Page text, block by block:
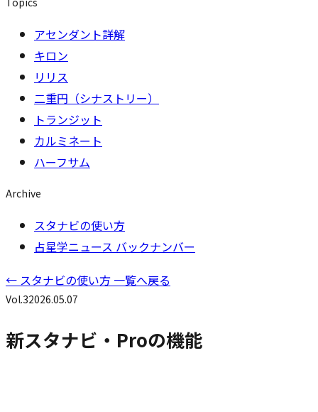
アセンダント詳解
キロン
リリス
二重円（シナストリー）
トランジット
カルミネート
ハーフサム
Archive
スタナビの使い方
占星学ニュース バックナンバー
← スタナビの使い方 一覧へ戻る
Vol.32026.05.07
新スタナビ・Proの機能